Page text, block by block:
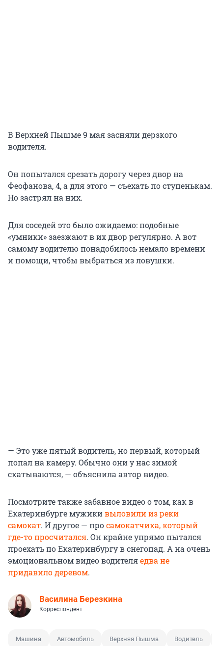
В Верхней Пышме 9 мая засняли дерзкого
водителя.
Он попытался срезать дорогу через двор на
Феофанова, 4, а для этого — съехать по ступенькам.
Но застрял на них.
Для соседей это было ожидаемо: подобные
«умники» заезжают в их двор регулярно. А вот
самому водителю понадобилось немало времени
и помощи, чтобы выбраться из ловушки.
— Это уже пятый водитель, но первый, который
попал на камеру. Обычно они у нас зимой
скатываются, — объяснила автор видео.
Посмотрите также забавное видео о том, как в
Екатеринбурге мужикивыловили из реки
самокат. И другое — просамокатчика, который
где-то просчитался. Он крайне упрямо пытался
проехать по Екатеринбургу в снегопад. А на очень
эмоциональном видео водителяедва не
придавило деревом.
Василина Березкина
Корреспондент
Машина Автомобиль Верхняя Пышма Водитель